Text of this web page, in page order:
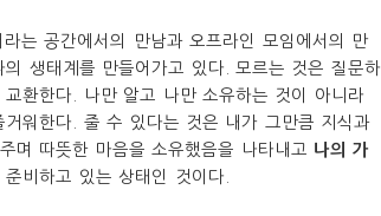
라는 공간에서의 만남과 오프라인 모임에서의 만
생태계를 만들어가고 있다. 모르는 것은 질문하
환한다. 나만 알고 나만 소유하는 것이 아니라
워한다. 줄 수 있다는 것은 내가 그만큼 지식과
며 따뜻한 마음을 소유했음을 나타내고 나의 가
비하고 있는 상태인 것이다.